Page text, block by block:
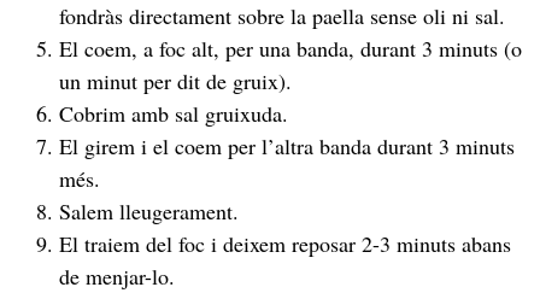
fondràs directament sobre la paella sense oli ni sal.
El coem, a foc alt, per una banda, durant 3 minuts (o
un minut per dit de gruix).
Cobrim amb sal gruixuda.
El girem i el coem per l’altra banda durant 3 minuts
més.
Salem lleugerament.
El traiem del foc i deixem reposar 2-3 minuts abans
de menjar-lo.